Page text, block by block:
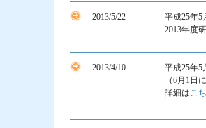
2013/5/22
平成25年5
2013年度
2013/4/10
平成25年5
（6月1日
詳細はこ